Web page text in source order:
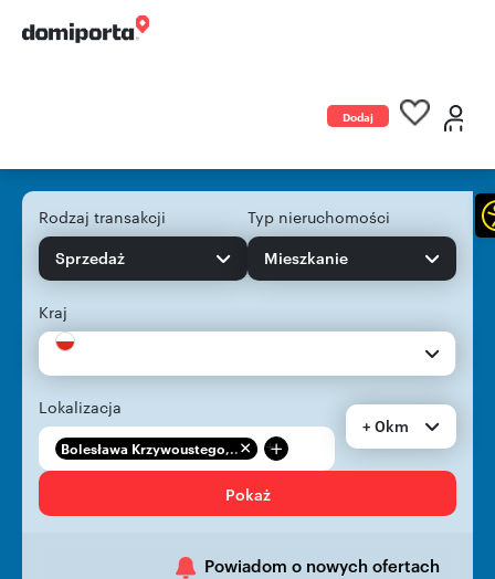
Dodaj
Rodzaj transakcji
Sprzedaż
Typ nieruchomości
Mieszkanie
Kraj
Lokalizacja
Bolesława Krzywoustego,... +
+ 0km
Pokaż
Powiadom o nowych ofertach